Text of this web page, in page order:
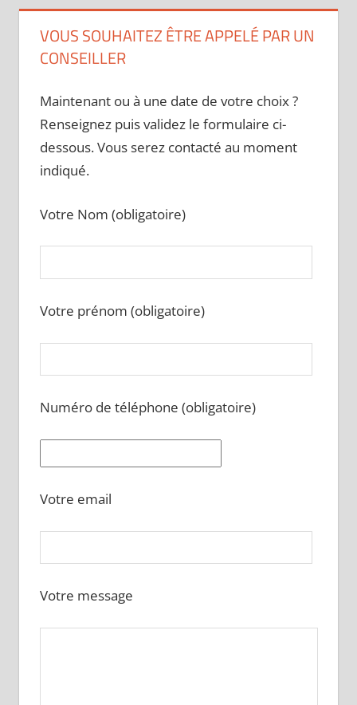
VOUS SOUHAITEZ ÊTRE APPELÉ PAR UN
CONSEILLER
Maintenant ou à une date de votre choix ?
Renseignez puis validez le formulaire ci-
dessous. Vous serez contacté au moment
indiqué.
Votre Nom (obligatoire)
Votre prénom (obligatoire)
Numéro de téléphone (obligatoire)
Votre email
Votre message